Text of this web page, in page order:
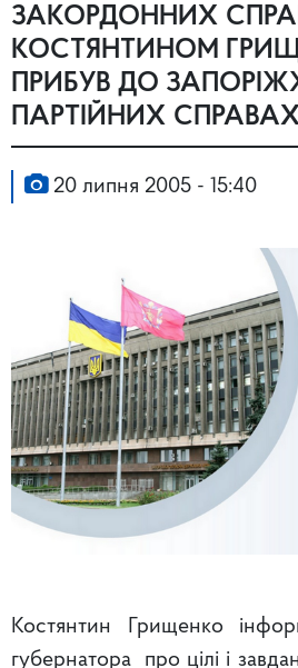
ЗАКОРДОННИХ
КОСТЯНТИНОМ
ПРИБУВ ДО
ПАРТІЙНИХ
20 липня 2005 - 15:40
Костянтин Грищенко
губернатора про цілі і